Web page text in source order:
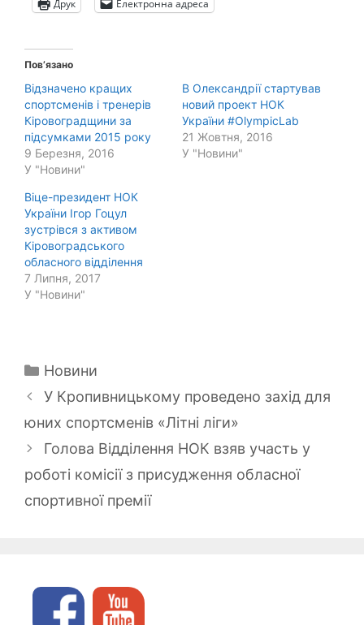
Друк Електронна адреса
Пов’язано
Відзначено кращих
спортсменів і тренерів
Кіровоградщини за
підсумками 2015 року
9 Березня, 2016
У "Новини"
В Олександрії стартував
новий проект НОК
України #OlympicLab
21 Жовтня, 2016
У "Новини"
Віце-президент НОК
України Ігор Гоцул
зустрівся з активом
Кіровоградського
обласного відділення
7 Липня, 2017
У "Новини"
Категорії
Новини
У Кропивницькому проведено захід для
юних спортсменів «Літні ліги»
Голова Відділення НОК взяв участь у
роботі комісії з присудження обласної
спортивної премії